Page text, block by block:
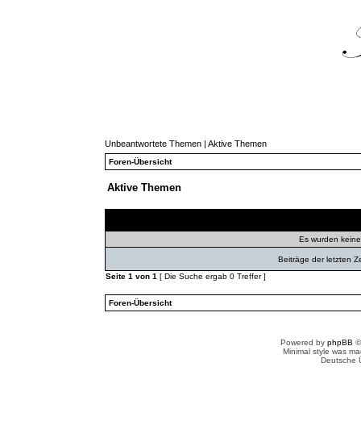
Unbeantwortete Themen | Aktive Themen
Foren-Übersicht
Aktive Themen
Es wurden
Beiträge der letzten
Seite 1 von 1 [ Die Suche ergab 0 Treffer ]
Foren-Übersicht
Powered by phpBB
Minimal style was
Deutsche